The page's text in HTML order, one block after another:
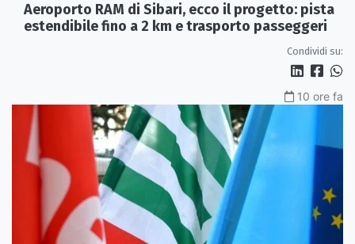
Aeroporto RAM di Sibari, ecco il progetto: pista
estendibile fino a 2 km e trasporto passeggeri
Condividi su:
10 ore fa